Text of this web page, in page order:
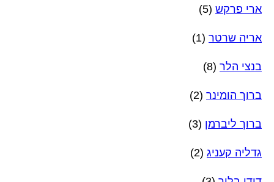
ארי פרקש (5)
אריה שרטר (1)
בנצי הלר (8)
ברוך הומינר (2)
ברוך ליברמן (3)
גדליה קעניג (2)